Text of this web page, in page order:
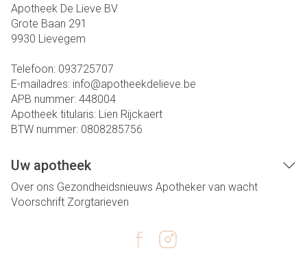
Apotheek De Lieve BV
Grote Baan 291
9930 Lievegem
Telefoon: 093725707
E-mailadres: info@apotheekdelieve.be
APB nummer: 448004
Apotheek titularis: Lien Rijckaert
BTW nummer: 0808285756
Uw apotheek
Over ons Gezondheidsnieuws Apotheker van wacht
Voorschrift Zorgtarieven